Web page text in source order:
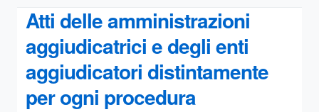
Atti delle amministrazioni
aggiudicatrici e degli enti
aggiudicatori distintamente
per ogni procedura